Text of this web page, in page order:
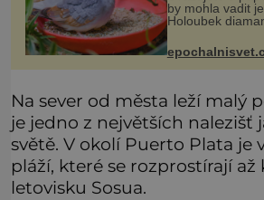
by mohla vadit
Holoubek
roztomilý a hodí
začátečníky.
Na sever od města leží malý
je jedno z největších nalezišť
světě. V okolí Puerto Plata je
pláží, které se rozprostírají až
letovisku Sosua.